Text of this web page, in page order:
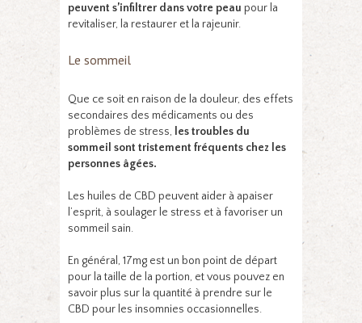
peuvent s’infiltrer dans votre peau pour la
revitaliser, la restaurer et la rajeunir.
Le sommeil
Que ce soit en raison de la douleur, des effets
secondaires des médicaments ou des
problèmes de stress, les troubles du
sommeil sont tristement fréquents chez les
personnes âgées.
Les huiles de CBD peuvent aider à apaiser
l’esprit, à soulager le stress et à favoriser un
sommeil sain.
En général, 17mg est un bon point de départ
pour la taille de la portion, et vous pouvez en
savoir plus sur la quantité à prendre sur le
CBD pour les insomnies occasionnelles.